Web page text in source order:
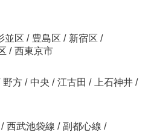
並区 / 豊島区 / 新宿区 /
/ 西東京市
野方 / 中央 / 江古田 / 上石神井 /
/ 西武池袋線 / 副都心線 /